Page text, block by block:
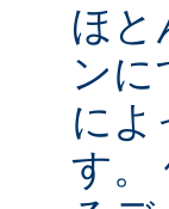
ほと
ンに
によ
す。